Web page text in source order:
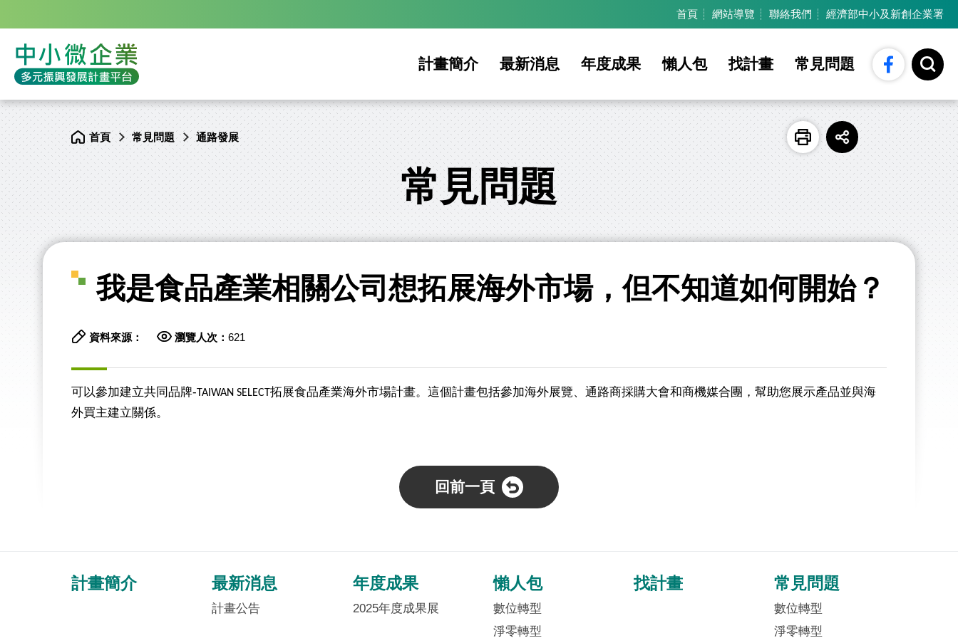
產
外
市
場，
但
不
知
道
如
何
開
始？
中
小
微
企
業
多
元
振
興
發
展
計
首頁 網站導覽 聯絡我們 經濟部中小及新創企業署
小
微
業
多
興
發
展
計
畫
平
台
計畫簡介 最新消息 年度成果 懶人包 找計畫 常見問題
Facebook
開
啟
全
站
首頁 常見問題 通路發展
列
印
展
開
社
群
分
享
按
鈕
常見問題
我是食品產業相關公司想拓展海外市場，但不知道如何開始？
資料來源： 瀏覽人次： 621
可以參加建立共同品牌-TAIWAN SELECT拓展食品產業海外市場計畫。這個計畫包括參加海外展覽、通路商採購大會和商機媒合團，幫助您展示產品並與海
外買主建立關係。
回前一頁
計畫簡介 最新消息
計畫公告
年度成果
2025年度成果展
懶人包
數位轉型
淨零轉型
找計畫 常見問題
數位轉型
淨零轉型